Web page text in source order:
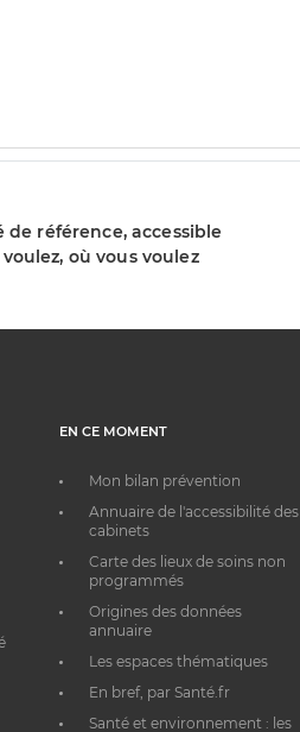
de référence, accessible
où vous voulez
EN CE MOMENT
Mon bilan prévention
Annuaire de l'accessibilité des
cabinets
Carte des lieux de soins non
programmés
Origines des données
annuaire
Les espaces thématiques
En bref, par Santé.fr
Santé et environnement : les